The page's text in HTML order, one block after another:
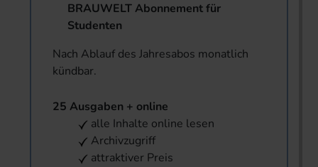
BRAUWELT Abonnement für
Studenten
Nach Ablauf des Jahresabos monatlich
kündbar.
25 Ausgaben + online
alle Inhalte online lesen
Archivzugriff
attraktiver Preis